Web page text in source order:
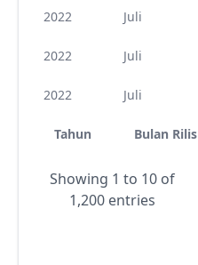
2022 Juli
2022 Juli
2022 Juli
Tahun Bulan Rilis
Showing 1 to 10 of
1,200 entries